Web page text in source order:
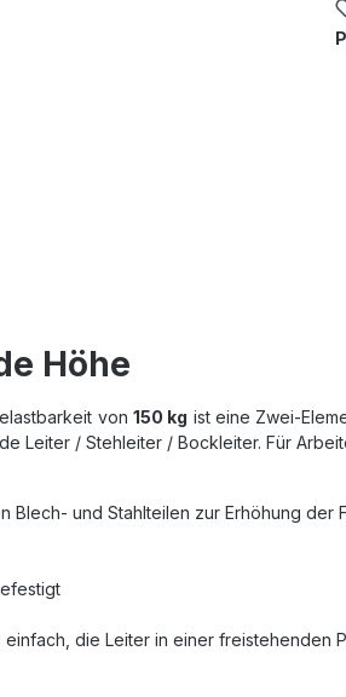
Höhe
von 150 kg ist eine Zwei-
Leiter / Stehleiter / Bockleiter. Für
und Stahlteilen zur Erhöhung
die Leiter in einer freistehenden